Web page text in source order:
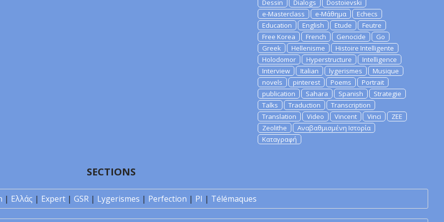
Dessin
Dialogs
Dostoievski
e-Masterclass
e-Μάθημα
Echecs
Education
English Etude
Feutre
Free Korea
French Genocide
Go
Greek
Hellenisme
Histoire Intelligente
Holodomor
Hyperstructure
Intelligence
Interview
Italian lygerismes
Musique
novels
pinterest Poems
Portrait
publication
Sahara Spanish
Strategie
Talks
Traduction
Transcription
Translation
Video Vincent Vinci
ZEE
Zeolithe
Αναβαθμισμένη Ιστορία
Καταγραφή
SECTIONS
| Ελλάς | Expert | GSR | Lygerismes | Perfection | PI | Télémaques